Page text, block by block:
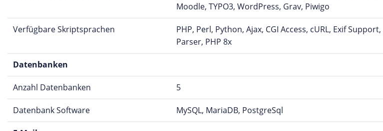
Moodle, TYPO3, WordPress, Grav, Piwigo
Verfügbare Skriptsprachen
PHP, Perl, Python, Ajax, CGI Access, cURL, Exif
Parser, PHP 8x
Datenbanken
Anzahl Datenbanken 5
Datenbank Software MySQL, MariaDB, PostgreSql